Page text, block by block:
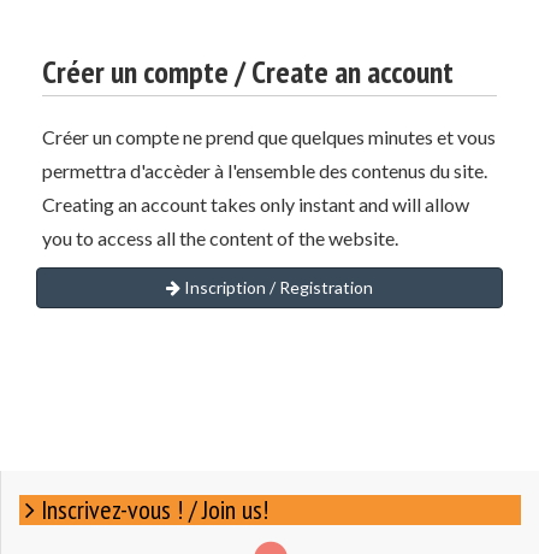
Créer un compte / Create an account
Créer un compte ne prend que quelques minutes et vous
permettra d'accèder à l'ensemble des contenus du site.
Creating an account takes only instant and will allow
you to access all the content of the website.
Inscription / Registration
Inscrivez-vous ! / Join us!